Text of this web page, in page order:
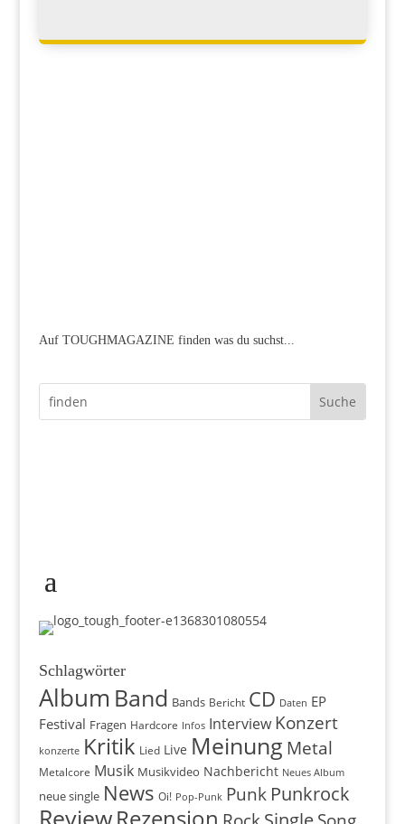
Auf TOUGHMAGAZINE finden was du suchst...
Schlagwörter
Album Band Bands Bericht CD Daten EP
Festival Fragen Hardcore Infos Interview Konzert
konzerte Kritik Lied Live Meinung Metal
Metalcore Musik Musikvideo Nachbericht Neues Album
neue single News Oi! Pop-Punk Punk Punkrock